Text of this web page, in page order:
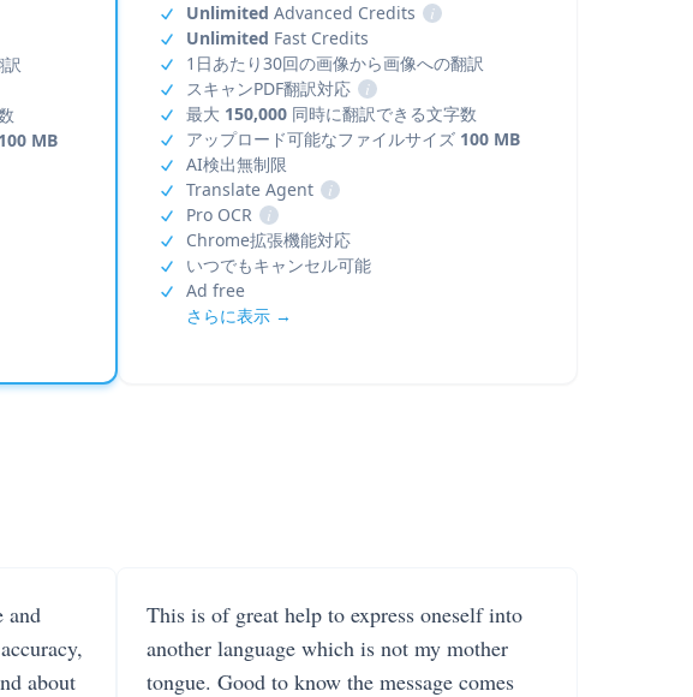
100 MB
Unlimited Advanced Credits
i
Unlimited Fast Credits
1日あたり30回の画像から画像への翻訳
スキャンPDF翻訳対応
i
最大 150,000同時に翻訳できる文字数
アップロード可能なファイルサイズ 100 MB
AI検出無制限
Translate Agent
i
Pro OCR
i
Chrome拡張機能対応
いつでもキャンセル可能
Ad free
さらに表示 →
and
about
This is of great help to express oneself into
another language which is not my mother
tongue. Good to know the message comes